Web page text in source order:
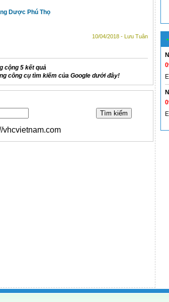
Dược Phú Thọ
10/04/2018 - Lưu Tuân
cộng 5 kết quả
công cụ tìm kiếm của Google dưới đây!
vhcvietnam.com
•